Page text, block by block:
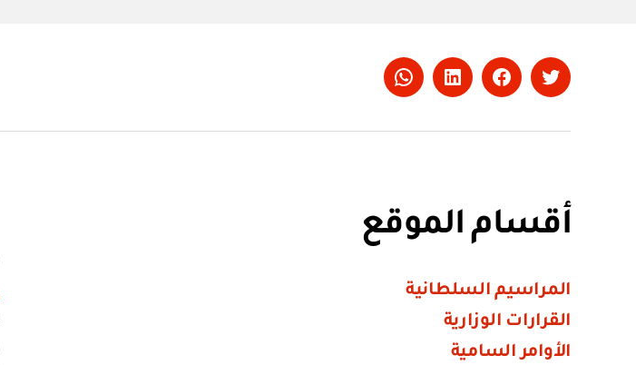
Twitter
Facebook
LinkedIn
Whatsapp
أقسام الموقع
المراسيم السلطانية
القرارات الوزارية
الأوامر السامية